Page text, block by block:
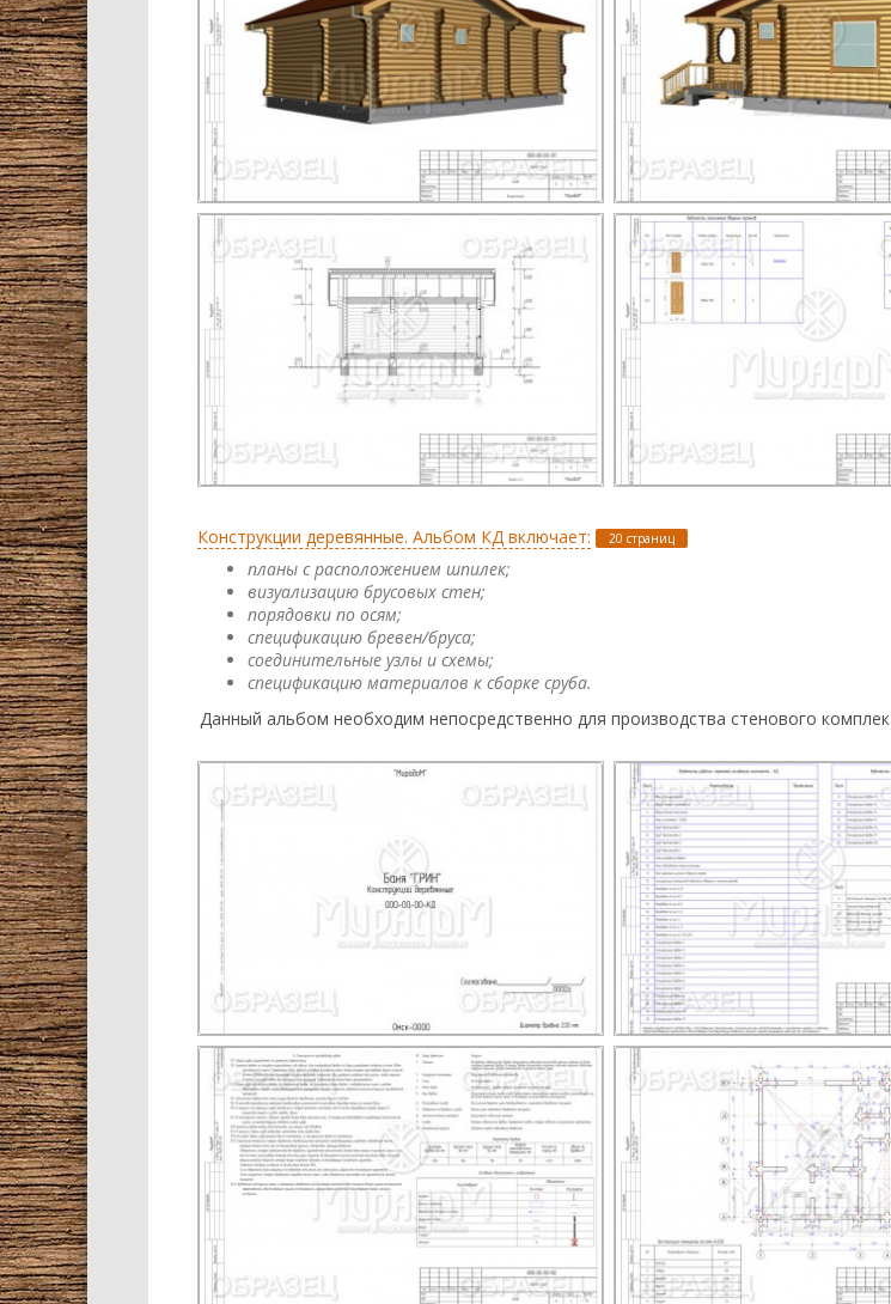
Конструкции деревянные. Альбом КД включает: 20 страниц
планы с расположением шпилек;
визуализацию брусовых стен;
порядовки по осям;
спецификацию бревен/бруса;
соединительные узлы и схемы;
спецификацию материалов к сборке сруба.
Данный альбом необходим непосредственно для производства стенового